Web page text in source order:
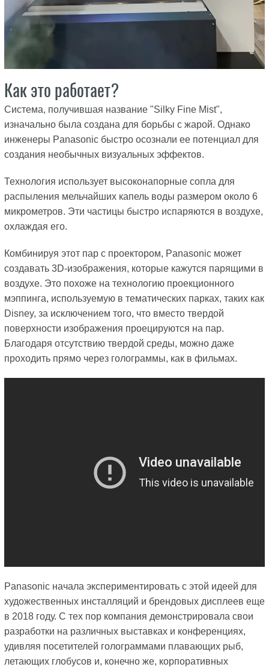
Как это работает?
Система, получившая название "Silky Fine Mist",
изначально была создана для борьбы с жарой. Однако
инженеры Panasonic быстро осознали ее потенциал для
создания необычных визуальных эффектов.
Технология использует высоконапорные сопла для
распыления мельчайших капель воды размером около 6
микрометров. Эти частицы быстро испаряются в воздухе,
охлаждая его.
Комбинируя этот пар с проектором, Panasonic может
создавать 3D-изображения, которые кажутся парящими в
воздухе. Это похоже на технологию проекционного
мэппинга, используемую в тематических парках, таких как
Disney, за исключением того, что вместо твердой
поверхности изображения проецируются на пар.
Благодаря отсутствию твердой среды, можно даже
проходить прямо через голограммы, как в фильмах.
Panasonic начала экспериментировать с этой идеей для
художественных инсталляций и брендовых дисплеев еще
в 2018 году. С тех пор компания демонстрировала свои
разработки на различных выставках и конференциях,
удивляя посетителей голограммами плавающих рыб,
летающих глобусов и, конечно же, корпоративных